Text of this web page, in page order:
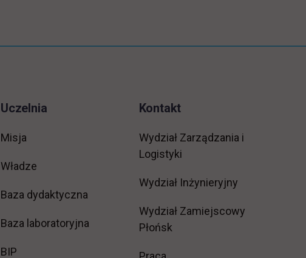
Uczelnia
Misja
Władze
Baza dydaktyczna
Baza laboratoryjna
BIP link otwiera się w nowej karcie
Kontakt
Wydział Zarządzania i
Logistyki
Wydział Inżynieryjny
Wydział Zamiejscowy
Płońsk
link otwiera się w nowej karcie